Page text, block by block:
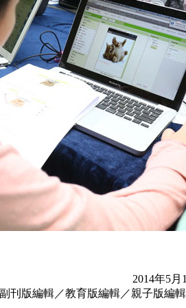
佈） 2014年5月13
刊版編輯／教育版編輯／親子版編輯